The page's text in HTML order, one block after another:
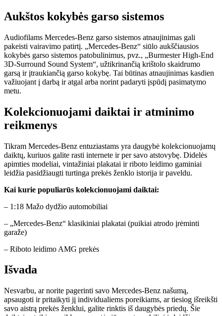
Aukštos kokybės garso sistemos
Audiofilams Mercedes-Benz garso sistemos atnaujinimas gali
pakeisti vairavimo patirtį. „Mercedes-Benz“ siūlo aukščiausios
kokybės garso sistemos patobulinimus, pvz., „Burmester High-End
3D-Surround Sound System“, užtikrinančią krištolo skaidrumo
garsą ir įtraukiančią garso kokybę. Tai būtinas atnaujinimas kasdien
važiuojant į darbą ir atgal arba norint padaryti įspūdį pasimatymo
metu.
Kolekcionuojami daiktai ir atminimo
reikmenys
Tikram Mercedes-Benz entuziastams yra daugybė kolekcionuojamų
daiktų, kuriuos galite rasti internete ir per savo atstovybę. Didelės
apimties modeliai, vintažiniai plakatai ir riboto leidimo gaminiai
leidžia pasidžiaugti turtinga prekės ženklo istorija ir paveldu.
Kai kurie populiarūs kolekcionuojami daiktai:
– 1:18 Mažo dydžio automobiliai
– „Mercedes-Benz“ klasikiniai plakatai (puikiai atrodo įrėminti
garaže)
– Riboto leidimo AMG prekės
Išvada
Nesvarbu, ar norite pagerinti savo Mercedes-Benz našumą,
apsaugoti ir pritaikyti jį individualiems poreikiams, ar tiesiog išreikšti
savo aistrą prekės ženklui, galite rinktis iš daugybės priedų. Šie